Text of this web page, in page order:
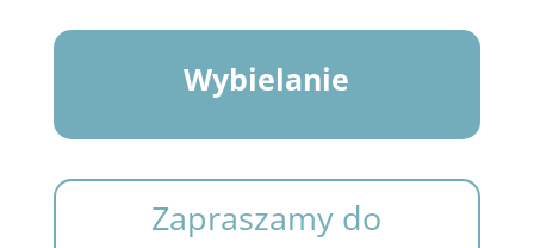
Wybielanie
Zapraszamy do